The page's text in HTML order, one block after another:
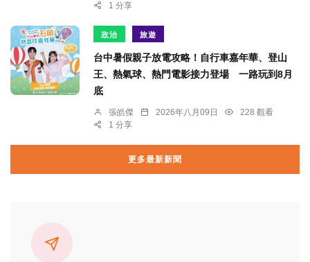
1 分享
政治 旅遊
台中暑假親子放電攻略！自行車嘉年華、登山
王、熱氣球、熱門電影接力登場 一路玩到8月
底
張皓傑 2026年八月09日
228 觀看
1 分享
更多最新新聞